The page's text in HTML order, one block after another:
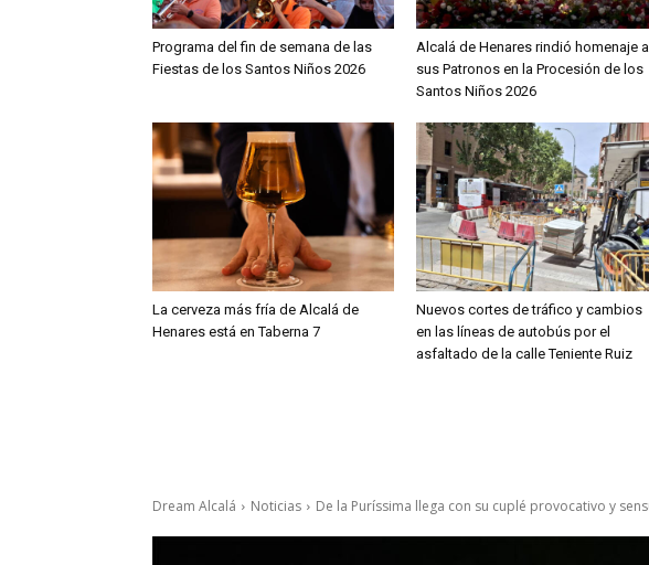
Programa del fin de semana de las
Fiestas de los Santos Niños 2026
Alcalá de Henares rindió homenaje a
sus Patronos en la Procesión de los
Santos Niños 2026
La cerveza más fría de Alcalá de
Henares está en Taberna 7
Nuevos cortes de tráfico y cambios
en las líneas de autobús por el
asfaltado de la calle Teniente Ruiz